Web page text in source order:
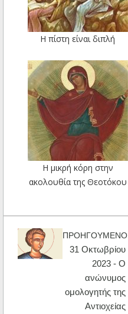
Η πίστη είναι διπλή
Η μικρή κόρη στην
ακολουθία της Θεοτόκου
ΠΡΟΗΓΟΥΜΕΝΟ
31 Οκτωβρίου
2023 - Ο
ανώνυμος
ομολογητής της
Αντιοχείας